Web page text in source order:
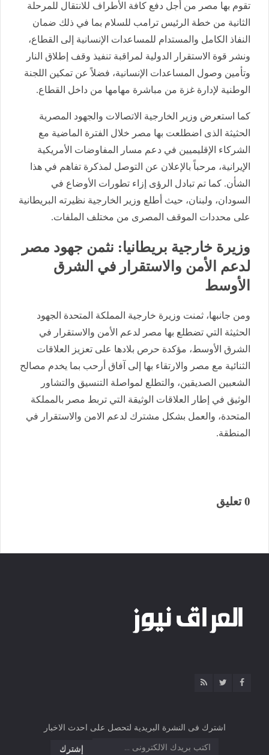
تقوم بها مصر من أجل دفع كافة الأطراف للانتقال للمرحلة
الثانية من خطة الرئيس ترامب للسلام بما في ذلك ضمان
النفاذ الكامل والمستدام للمساعدات الإنسانية إلى القطاع،
ونشر قوة الاستقرار الدولية لمراقبة تنفيذ وقف إطلاق النار
وتأمين وصول المساعدات الإنسانية، فضلاً عن تمكين اللجنة
الوطنية لإدارة غزة من مباشرة مهامها من داخل القطاع.
كما استعرض وزير الخارجية الاتصالات والجهود المصرية
الحثيثة الذى اضطلعت بها مصر خلال الفترة الماضية مع
الشركاء الإقليميين في دعم مسار المفاوضات الأمريكية
الإيرانية، مرحباً بالإعلان عن التوصل لمذكرة تفاهم في هذا
الشأن. كما تم تبادل الرؤى إزاء تطورات الأوضاع في
السودان، ولبنان، حيث أطلع وزير الخارجية نظيرته البريطانية
على محددات الموقف المصرى من مختلف الملفات.
وزيرة خارجية بريطانيا: نثمن جهود مصر
لدعم الأمن والاستقرار في الشرق
الأوسط
ومن جانبها، ثمنت وزيرة خارجية المملكة المتحدة الجهود
الحثيثة التي تضطلع بها مصر لدعم الأمن والاستقرار في
الشرق الأوسط، مؤكدة حرص بلادها على تعزيز العلاقات
الثنائية مع مصر والارتقاء بها إلى آفاق أرحب بما يخدم مصالح
الشعبين الصديقين، والتطلع لمواصلة التنسيق والتشاور
الوثيق في إطار العلاقات الوثيقة التي تربط مصر بالمملكة
المتحدة، والعمل بشكل مشترك لدعم الامن والاستقرار في
المنطقة.
0 تعليق
اشترك فى النشرة البريدية لتحصل على احدث الاخبار